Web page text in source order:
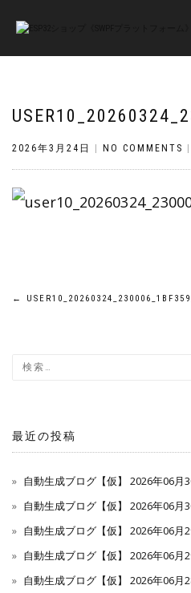
2026年3月24日 NO COMMENTS
投
ナ
ゲ
ー
シ
ョ
ン
←
最近の投稿
自動生成ブログ【仮】 2026年06月
自動生成ブログ【仮】 2026年06月
自動生成ブログ【仮】 2026年06月
自動生成ブログ【仮】 2026年06月
自動生成ブログ【仮】 2026年06月